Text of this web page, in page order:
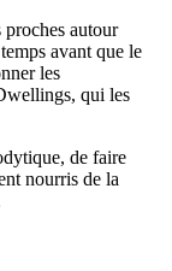
proches autour
avant que le
les
qui les
de faire
nourris de la